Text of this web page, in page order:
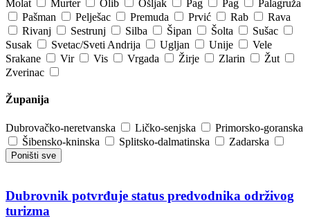
Molat
Murter Olib Ošljak Pag Pag
Palagruža
Pašman
Pelješac Premuda Prvić Rab
Rava
Rivanj
Sestrunj Silba Šipan Šolta
Sušac
Susak
Svetac/Sveti Andrija Ugljan Unije
Vele
Srakane
Vir Vis Vrgada Žirje Zlarin
Žut
Zverinac
Županija
Dubrovačko-neretvanska Ličko-senjska
Primorsko-goranska
Šibensko-kninska
Splitsko-dalmatinska Zadarska
Poništi sve
Dubrovnik potvrđuje status predvodnika održivog
turizma